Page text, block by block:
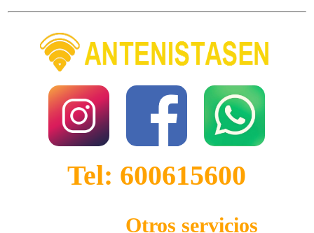
Tel: 600615600
Otros servicios